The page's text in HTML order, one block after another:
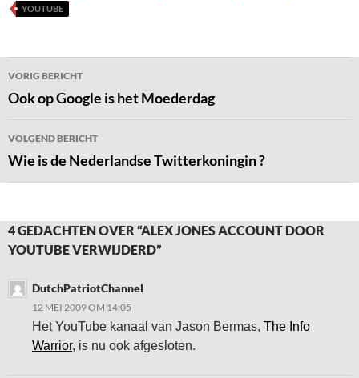
YOUTUBE
Bericht
navigatie
VORIG BERICHT
Ook op Google is het Moederdag
VOLGEND BERICHT
Wie is de Nederlandse Twitterkoningin ?
4 GEDACHTEN OVER “ALEX JONES ACCOUNT DOOR
YOUTUBE VERWIJDERD”
DutchPatriotChannel
12 MEI 2009 OM 14:05
Het YouTube kanaal van Jason Bermas, The Info
Warrior, is nu ook afgesloten.